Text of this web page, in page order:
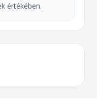
értékében.